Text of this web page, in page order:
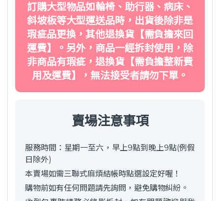
訂購大型物品如輪椅、助行器、病床、
斜坡板等大型運送品時，出貨後除非是
瑕疵品更換，其他退換貨【需負擔來回
運費】。另外，商品一經拆封使用，除
非商品有瑕疵，退換貨【需負擔整新費
用及運費】，無法接受者請勿下單。
賣場注意事項
服務時間：星期一至六，早上9點到晚上9點(例假
日除外)
本賣場如需三聯式麻煩結帳時點選設定好喔！
購物前如有任何問題請先詢問，避免購物糾紛。